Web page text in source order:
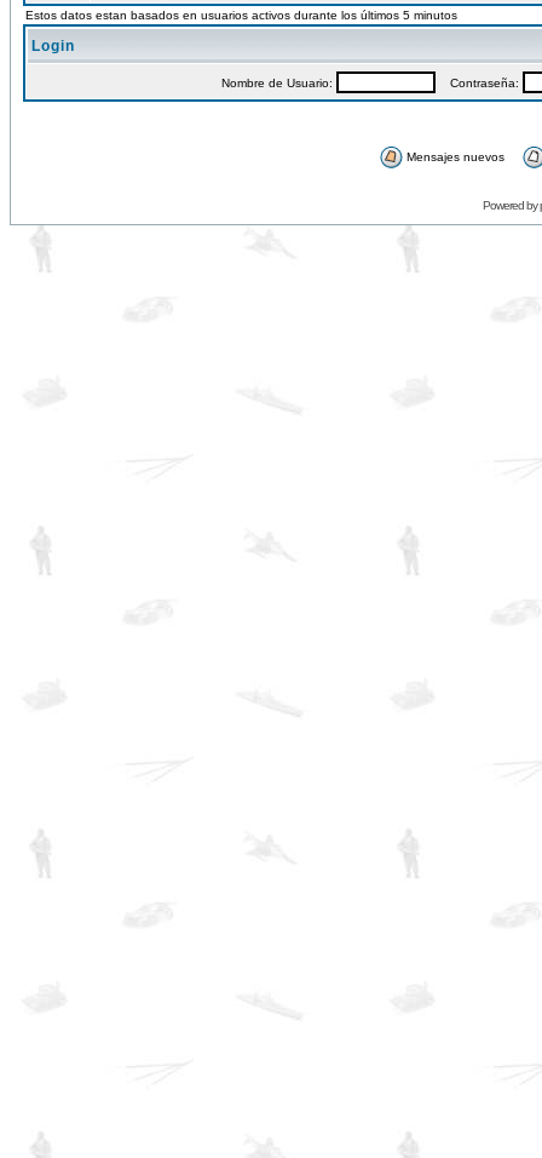
Estos datos estan basados en usuarios activos durante los últimos 5 minutos
Login
Nombre de Usuario: Contraseña:
Mensajes nuevos
Powered by